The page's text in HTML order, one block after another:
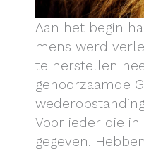
Aan het begin
mens werd
te herstellen
gehoorzaamde
Voor ieder die
gegeven.